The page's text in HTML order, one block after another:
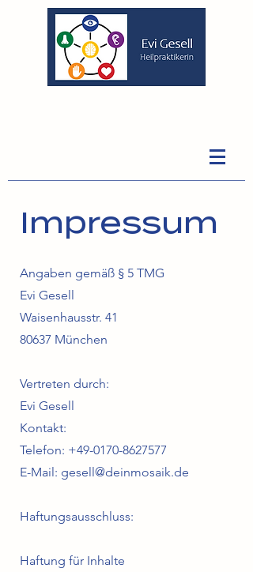
Impressum
Angaben gemäß § 5 TMG
Evi Gesell
Waisenhausstr. 41
80637 München
Vertreten durch:
Evi Gesell
Kontakt:
Telefon: +49-0170-8627577
E-Mail: gesell@deinmosaik.de
Haftungsausschluss:
Haftung für Inhalte